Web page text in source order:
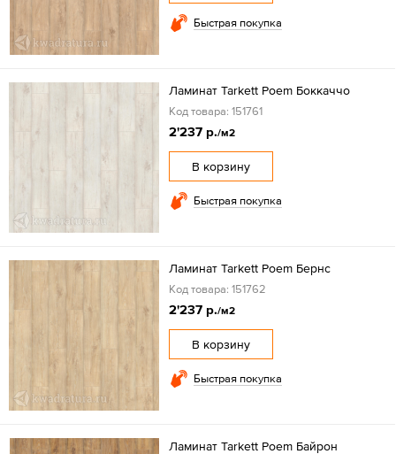
Быстрая покупка
Ламинат Tarkett Poem Боккаччо
Код товара: 151761
2'237 р./м2
В корзину
Быстрая покупка
Ламинат Tarkett Poem Бернс
Код товара: 151762
2'237 р./м2
В корзину
Быстрая покупка
Ламинат Tarkett Poem Байрон